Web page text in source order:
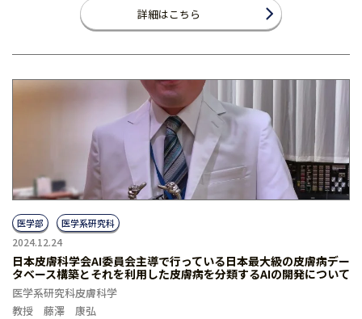
詳細はこちら
医学部 医学系研究科
2024.12.24
日本皮膚科学会AI委員会主導で行っている日本最大級の皮膚病デー
タベース構築とそれを利用した皮膚病を分類するAIの開発について
医学系研究科皮膚科学
教授 藤澤 康弘